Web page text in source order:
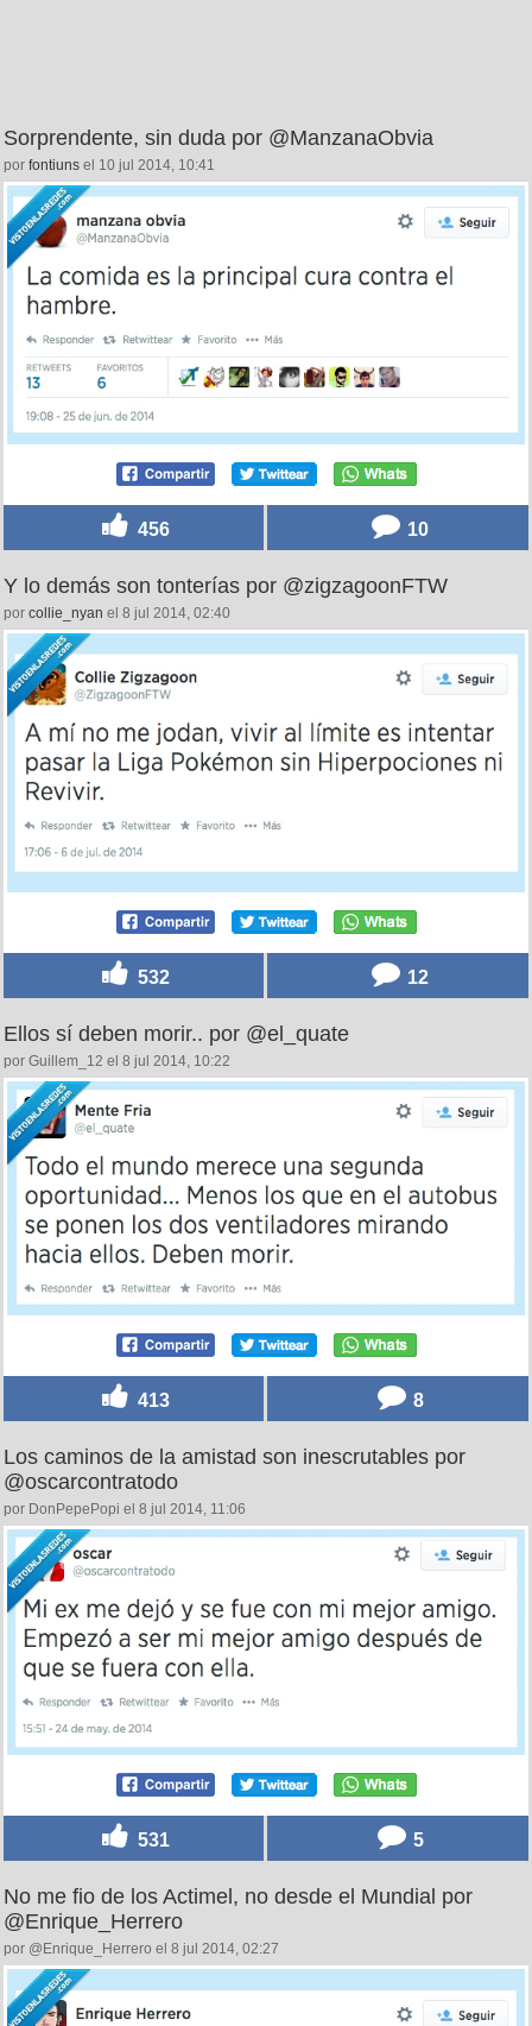
Sorprendente, sin duda por @ManzanaObvia
por fontiuns el 10 jul 2014, 10:41
456 10
Y lo demás son tonterías por @zigzagoonFTW
por collie_nyan el 8 jul 2014, 02:40
532 12
Ellos sí deben morir.. por @el_quate
por Guillem_12 el 8 jul 2014, 10:22
413 8
Los caminos de la amistad son inescrutables por
@oscarcontratodo
por DonPepePopi el 8 jul 2014, 11:06
531 5
No me fio de los Actimel, no desde el Mundial por
@Enrique_Herrero
por @Enrique_Herrero el 8 jul 2014, 02:27